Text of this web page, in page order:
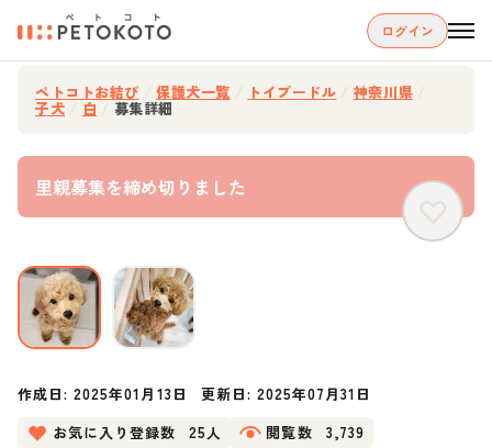
ログイン
ペトコトお結び 保護犬一覧 トイプードル 神奈川県
子犬 白 募集詳細
里親募集を締め切りました
作成日:2025年01月13日 更新日: 2025年07月31日
お気に入り登録数
25人 閲覧数 3,739